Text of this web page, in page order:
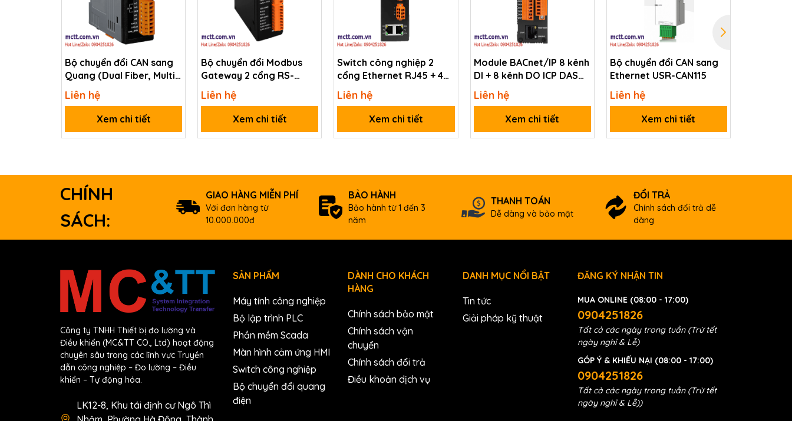
Bộ chuyển đổi CAN sang
Quang (Dual Fiber, Multi
Mode, ST, 2KM) ICP DAS I-
2533-UTA CR
Liên hệ
Xem chi tiết
Bộ chuyển đổi Modbus
Gateway 2 cổng RS-
232/422/485 sang 2 cổng
Ethernet ICP DAS GW-
2528iM CR
Liên hệ
Xem chi tiết
Switch công nghiệp 2
cổng Ethernet RJ45 + 4
cổng T1L Ethernet ICP
DAS NSM-2402-T1L CR
Liên hệ
Xem chi tiết
Module BACnet/IP 8 kênh
DI + 8 kênh DO ICP DAS
BNET-2107M CR
Liên hệ
Xem chi tiết
Bộ chuyển đổi CAN sang
Ethernet USR-CAN115
Liên hệ
Xem chi tiết
CHÍNH
SÁCH:
GIAO HÀNG MIỄN PHÍ
Với đơn hàng từ
10.000.000đ
BẢO HÀNH
Bảo hành từ 1 đến 3
năm
THANH TOÁN
Dễ dàng và bảo mật
ĐỔI TRẢ
Chính sách đổi trả dễ
dàng
Công ty TNHH Thiết bị đo lường và
Điều khiển (MC&TT CO., Ltd) hoạt động
chuyên sâu trong các lĩnh vực Truyền
dẫn công nghiệp – Đo lường – Điều
khiển – Tự động hóa.
LK12-8, Khu tái định cư Ngô Thì
SẢN PHẨM
Máy tính công nghiệp
Bộ lập trình PLC
Phần mềm Scada
Màn hình cảm ứng HMI
Switch công nghiệp
Bộ chuyển đổi quang
điện
DÀNH CHO KHÁCH
HÀNG
Chính sách bảo mật
Chính sách vận
chuyển
Chính sách đổi trả
Điều khoản dịch vụ
DANH MỤC NỔI BẬT
Tin tức
Giải pháp kỹ thuật
ĐĂNG KÝ NHẬN TIN
MUA ONLINE (08:00 - 17:00)
0904251826
Tất cả các ngày trong tuần (Trừ tết
ngày nghỉ & Lễ)
GÓP Ý & KHIẾU NẠI (08:00 - 17:00)
0904251826
Tất cả các ngày trong tuần (Trừ tết
ngày nghỉ & Lễ))